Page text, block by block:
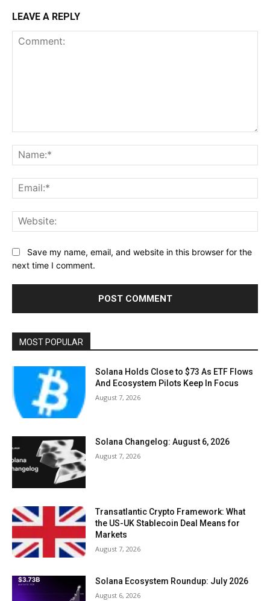
LEAVE A REPLY
Save my name, email, and website in this browser for the
next time I comment.
MOST POPULAR
Solana Holds Close to $73 As ETF Flows
And Ecosystem Pilots Keep In Focus
August 7, 2026
Solana Changelog: August 6, 2026
August 7, 2026
Transatlantic Crypto Framework: What
the US-UK Stablecoin Deal Means for
Markets
August 7, 2026
Solana Ecosystem Roundup: July 2026
August 6, 2026